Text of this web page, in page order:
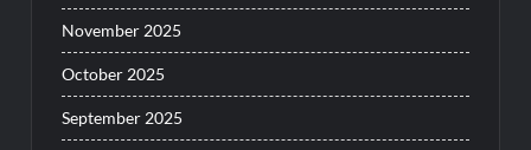
November 2025
October 2025
September 2025